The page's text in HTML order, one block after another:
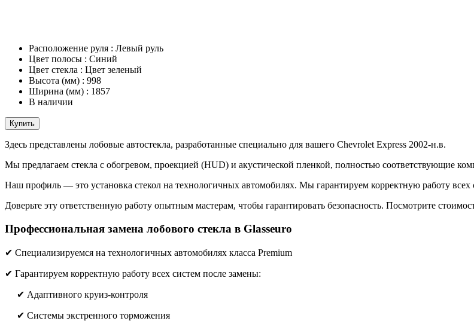
Расположение руля : Левый руль
Цвет полосы : Синий
Цвет стекла : Цвет зеленый
Высота (мм) : 998
Ширина (мм) : 1857
В наличии
Купить
Здесь представлены лобовые автостекла, разработанные специально для вашего Chevrolet Express 2002-н.в.
Мы предлагаем стекла с обогревом, проекцией (HUD) и акустической пленкой, полностью соответствующие
Наш профиль — это установка стекол на технологичных автомобилях. Мы гарантируем корректную работу
Доверьте эту ответственную работу опытным мастерам, чтобы гарантировать безопасность. Посмотрите
Профессиональная замена лобового стекла в Glasseuro
✔ Специализируемся на технологичных автомобилях класса Premium
✔ Гарантируем корректную работу всех систем после замены:
✔ Адаптивного круиз-контроля
✔ Системы экстренного торможения